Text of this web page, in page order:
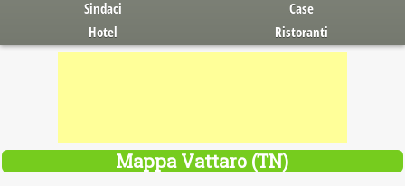
Sindaci
Case
Hotel
Ristoranti
Mappa Vattaro (TN)